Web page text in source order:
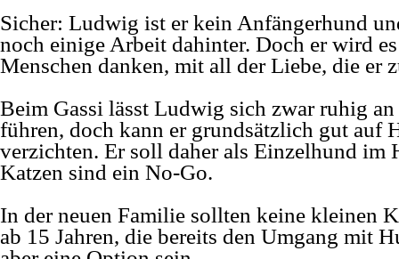
Sicher: Ludwig ist er kein Anfängerhund
noch einige Arbeit dahinter. Doch er wird
Menschen danken, mit all der Liebe, die er
Beim Gassi lässt Ludwig sich zwar ruhig
führen, doch kann er grundsätzlich gut auf
verzichten. Er soll daher als Einzelhund im
Katzen sind ein No-Go.
In der neuen Familie sollten keine kleinen
ab 15 Jahren, die bereits den Umgang mit